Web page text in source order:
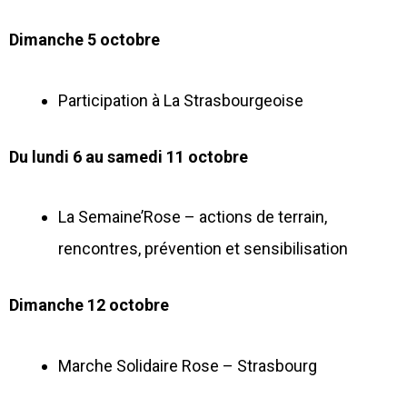
Dimanche 5 octobre
Participation à La Strasbourgeoise
Du lundi 6 au samedi 11 octobre
La Semaine’Rose – actions de terrain,
rencontres, prévention et sensibilisation
Dimanche 12 octobre
Marche Solidaire Rose – Strasbourg